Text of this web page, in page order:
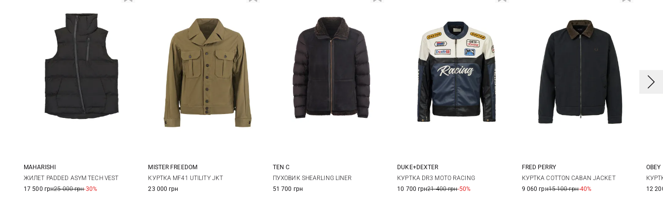
S M L
MAHARISHI
ЖИЛЕТ PADDED ASYM TECH VEST
17 500 грн25 000 грн-30%
M L XL
MISTER FREEDOM
КУРТКА MF41 UTILITY JKT
23 000 грн
50
TEN C
ПУХОВИК SHEARLING LINER
51 700 грн
S M L
DUKE+DEXTER
КУРТКА DR3 MOTO RACING
10 700 грн21 400 грн-50%
M L XL
FRED PERRY
КУРТКА COTTON CABAN JACKET
9 060 грн15 100 грн-40%
M
OBEY
12